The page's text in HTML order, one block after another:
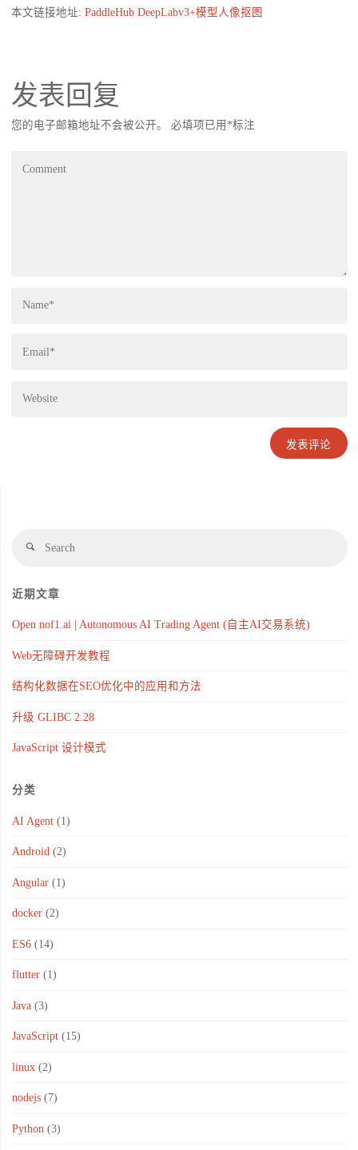
本文链接地址: PaddleHub DeepLabv3+模型人像抠图
发表回复
您的电子邮箱地址不会被公开。 必填项已用 *标注
近期文章
Open nof1.ai | Autonomous AI Trading Agent (自主AI交易系统)
Web无障碍开发教程
结构化数据在SEO优化中的应用和方法
升级 GLIBC 2.28
JavaScript 设计模式
分类
AI Agent(1)
Android(2)
Angular(1)
docker(2)
ES6(14)
flutter(1)
Java(3)
JavaScript(15)
linux(2)
nodejs(7)
Python (3)